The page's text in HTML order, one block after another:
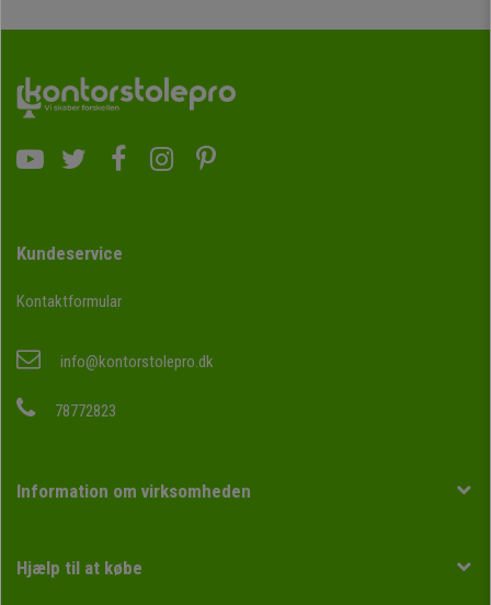
Kundeservice
Kontaktformular
info@kontorstolepro.dk
78772823
Information om virksomheden
Hjælp til at købe